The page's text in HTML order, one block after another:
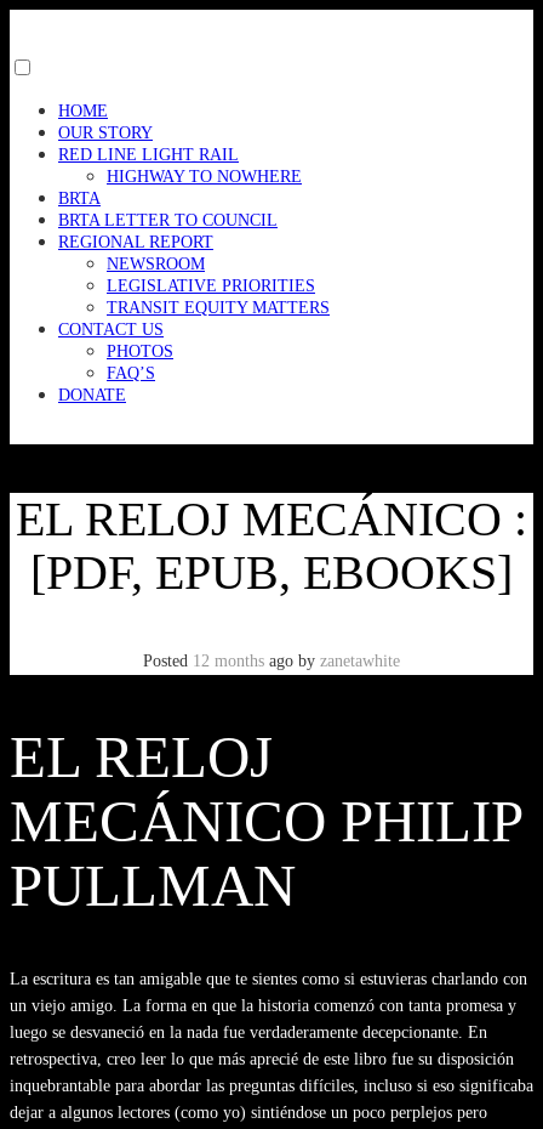
content
menu
visibility.
HOME
OUR STORY
RED LINE LIGHT RAIL
HIGHWAY TO NOWHERE
BRTA
BRTA LETTER TO COUNCIL
REGIONAL REPORT
NEWSROOM
LEGISLATIVE PRIORITIES
TRANSIT EQUITY MATTERS
CONTACT US
PHOTOS
FAQ’S
DONATE
EL RELOJ MECÁNICO :
[PDF, EPUB, EBOOKS]
Posted 12 months ago by zanetawhite
EL RELOJ
MECÁNICO PHILIP
PULLMAN
La escritura es tan amigable que te sientes como si estuvieras charlando con
un viejo amigo. La forma en que la historia comenzó con tanta promesa y
luego se desvaneció en la nada fue verdaderamente decepcionante. En
retrospectiva, creo leer lo que más aprecié de este libro fue su disposición
inquebrantable para abordar las preguntas difíciles, incluso si eso significaba
dejar a algunos lectores (como yo) sintiéndose un poco perplejos pero